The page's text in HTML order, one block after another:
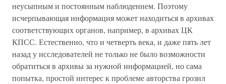
неусыпным и постоянным наблюдением. Поэтому
исчерпывающая информация может находиться в архивах
соответствующих органов, например, в архивах ЦК
КПСС. Естественно, что и четверть века, и даже пять лет
назад у исследователей не только не было возможности
обратиться в архивы за нужной информацией, но сама
попытка, простой интерес к проблеме авторства грозил